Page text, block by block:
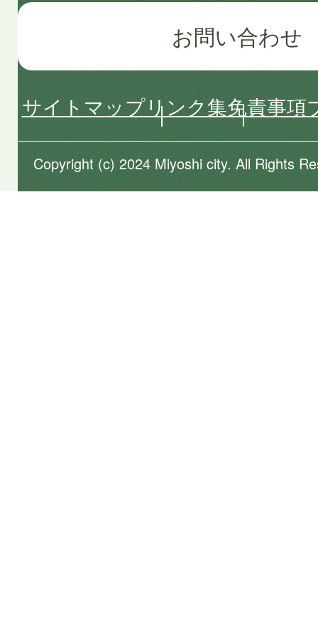
お問い合わせ
サイトマップリンク集免責事項
Copyright (c) 2024 Miyoshi city. All Rights